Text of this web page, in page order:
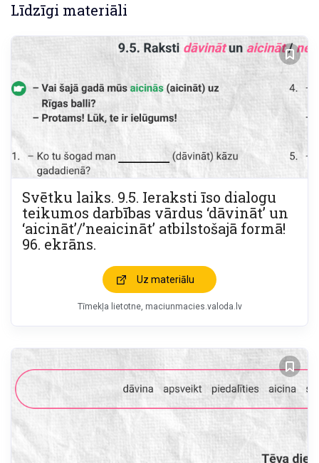
Līdzīgi materiāli
Svētku laiks. 9.5. Ieraksti īso dialogu
teikumos darbības vārdus ‘dāvināt’ un
‘aicināt’/’neaicināt’ atbilstošajā formā!
96. ekrāns.
Uz materiālu
Tīmekļa lietotne, maciunmacies.valoda.lv